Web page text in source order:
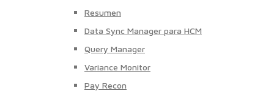
Resumen
Data Sync Manager para HCM
Query Manager
Variance Monitor
Pay Recon